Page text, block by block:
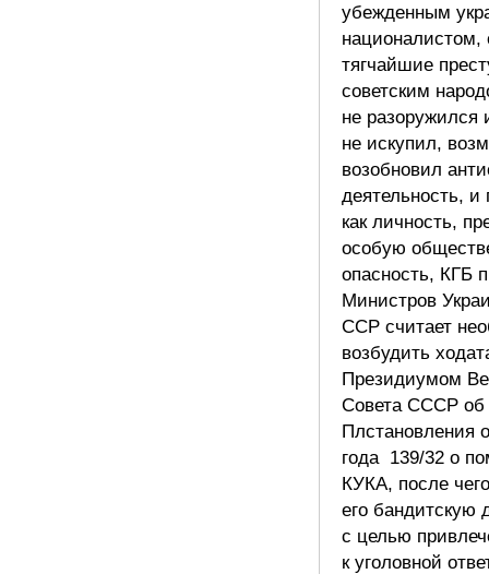
убежденным
тягчайшие
советским
не разоружился
не искупил,
возобновил
деятельность, и
как личность,
особую
опасность, КГБ
Министров
ССР считает
возбудить
Президиумом
Совета СССР об
Плстановления
года 139/32 о
КУКА, после
его бандитскую
с целью
к уголовной